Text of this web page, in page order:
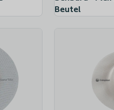
Beutel
away® Auslass